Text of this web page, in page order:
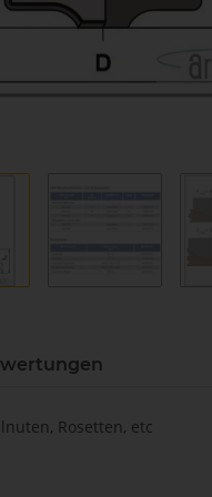
Rosetten, etc